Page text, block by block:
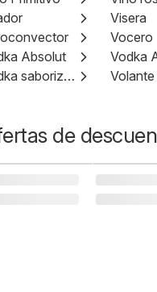
Visera
Vocero
Absolut
Vodka saborizado
de